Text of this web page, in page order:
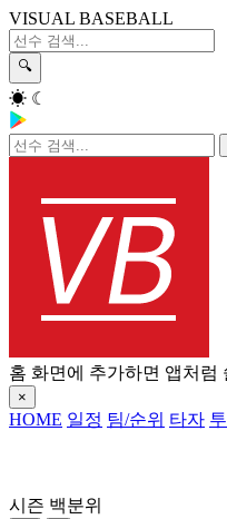
VISUAL BASEBALL
🔍
☀ ☾
홈 화면에 추가하면 앱처럼
×
HOME 일정 팀/순위 타자
시즌 백분위